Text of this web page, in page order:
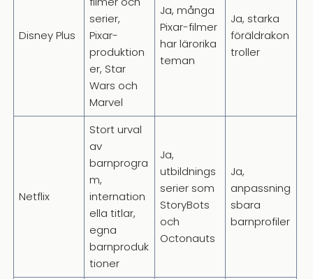
Disney Plus
serier,
Pixar-
produktion
er, Star
Wars och
Marvel
Ja, många
Pixar-filmer
har lärorika
teman
Ja, starka
föräldrakon
troller
Netflix
Stort urval
av
barnprogra
m,
internation
ella titlar,
egna
barnproduk
tioner
Ja,
utbildnings
serier som
StoryBots
och
Octonauts
Ja,
anpassning
sbara
barnprofiler